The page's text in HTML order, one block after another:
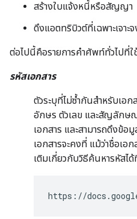
สร้างใบแจ้งหนี้หรือสัญญา
ดึงแอตทริบิวต์ที่เฉพาะเจาะ
ต่อไปนี้คือรายการคำศัพท์ทั่วไปที่
รหัสเอกสาร
ตัวระบุที่ไม่ซ้ำกันสำหรับเอก
อักษร ตัวเลข และสัญลักษ
เอกสาร และสามารถดึงข้อ
เอกสารจะคงที่ แม้ว่าชื่อเอ
เติมเกี่ยวกับวิธีค้นหารหัสได้
https://